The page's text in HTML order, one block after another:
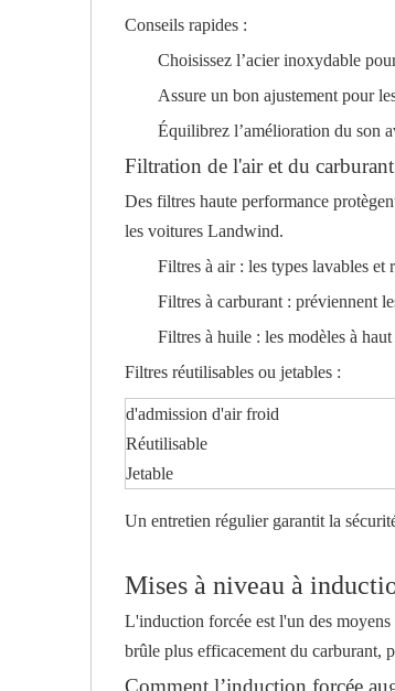
Conseils rapides :
Choisissez l’acier inoxydable
Assure un bon ajustement pour
Équilibrez l’amélioration du son
Filtration de l'air et du carburant
Des filtres haute performance
les voitures Landwind.
Filtres à air : les types lavables et
Filtres à carburant : préviennent
Filtres à huile : les modèles à
Filtres réutilisables ou jetables :
d'admission d'air froid
Réutilisable
Jetable
Un entretien régulier garantit la
Mises à niveau à
L'induction forcée est l'un des
brûle plus efficacement du carburant,
Comment l’induction forcée